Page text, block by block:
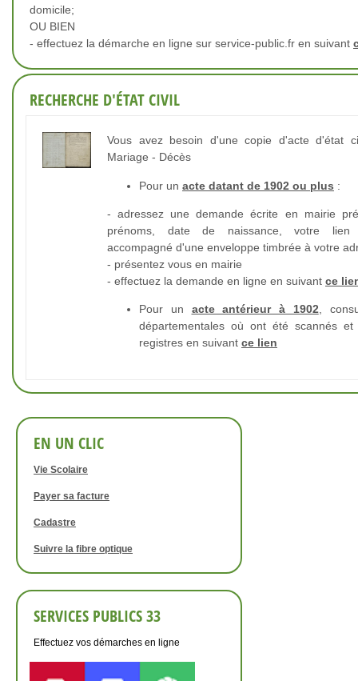
domicile;
OU BIEN
- effectuez la démarche en ligne sur service-public.fr en suivant
RECHERCHE D'ÉTAT CIVIL
Vous avez besoin d'une copie d'acte d'état
Mariage - Décès
Pour un acte datant de 1902 ou plus :
- adressez une demande écrite en mairie
prénoms, date de naissance, votre lien
accompagné d'une enveloppe timbrée à votre
- présentez vous en mairie
- effectuez la demande en ligne en suivant ce
Pour un acte antérieur à 1902,
départementales où ont été scannés
registres en suivant ce lien
EN UN CLIC
Vie Scolaire
Payer sa facture
Cadastre
Suivre la fibre optique
SERVICES PUBLICS 33
Effectuez vos démarches en ligne